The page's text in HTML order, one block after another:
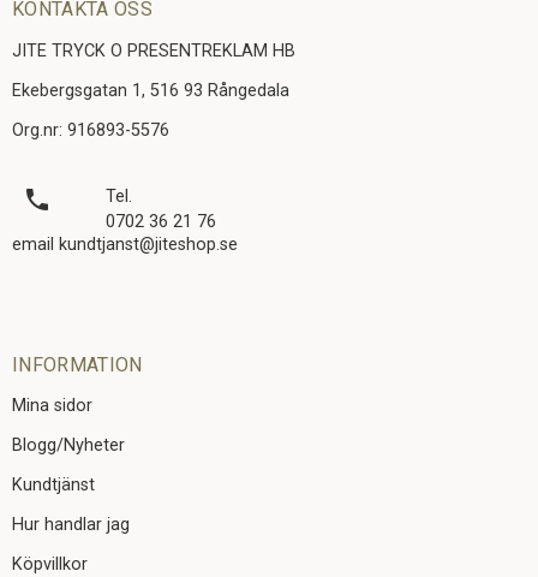
KONTAKTA OSS
JITE TRYCK O PRESENTREKLAM HB
Ekebergsgatan 1, 516 93 Rångedala
Org.nr: 916893-5576
local_phone
Tel.
0702 36 21 76
email kundtjanst@jiteshop.se
INFORMATION
Mina sidor
Blogg/Nyheter
Kundtjänst
Hur handlar jag
Köpvillkor